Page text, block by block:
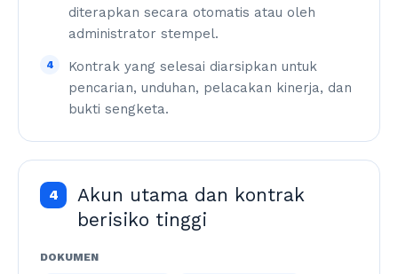
diterapkan secara otomatis atau oleh
administrator stempel.
4
Kontrak yang selesai diarsipkan untuk
pencarian, unduhan, pelacakan kinerja, dan
bukti sengketa.
4
Akun utama dan kontrak
berisiko tinggi
DOKUMEN